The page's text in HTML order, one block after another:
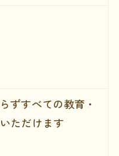
すべての教育・
ただけます